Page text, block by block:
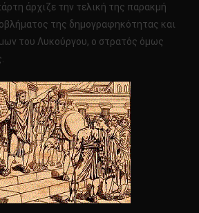
άρχιζε την τελική της παρακμή
της δημογραφηκότητας και
του Λυκούργου, ο στρατός όμως